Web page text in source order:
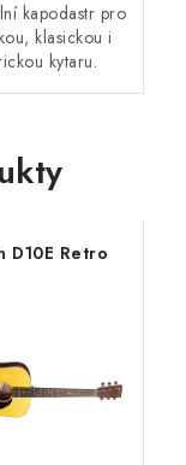
kapodastr pro
klasickou i
kytaru.
D10E Retro